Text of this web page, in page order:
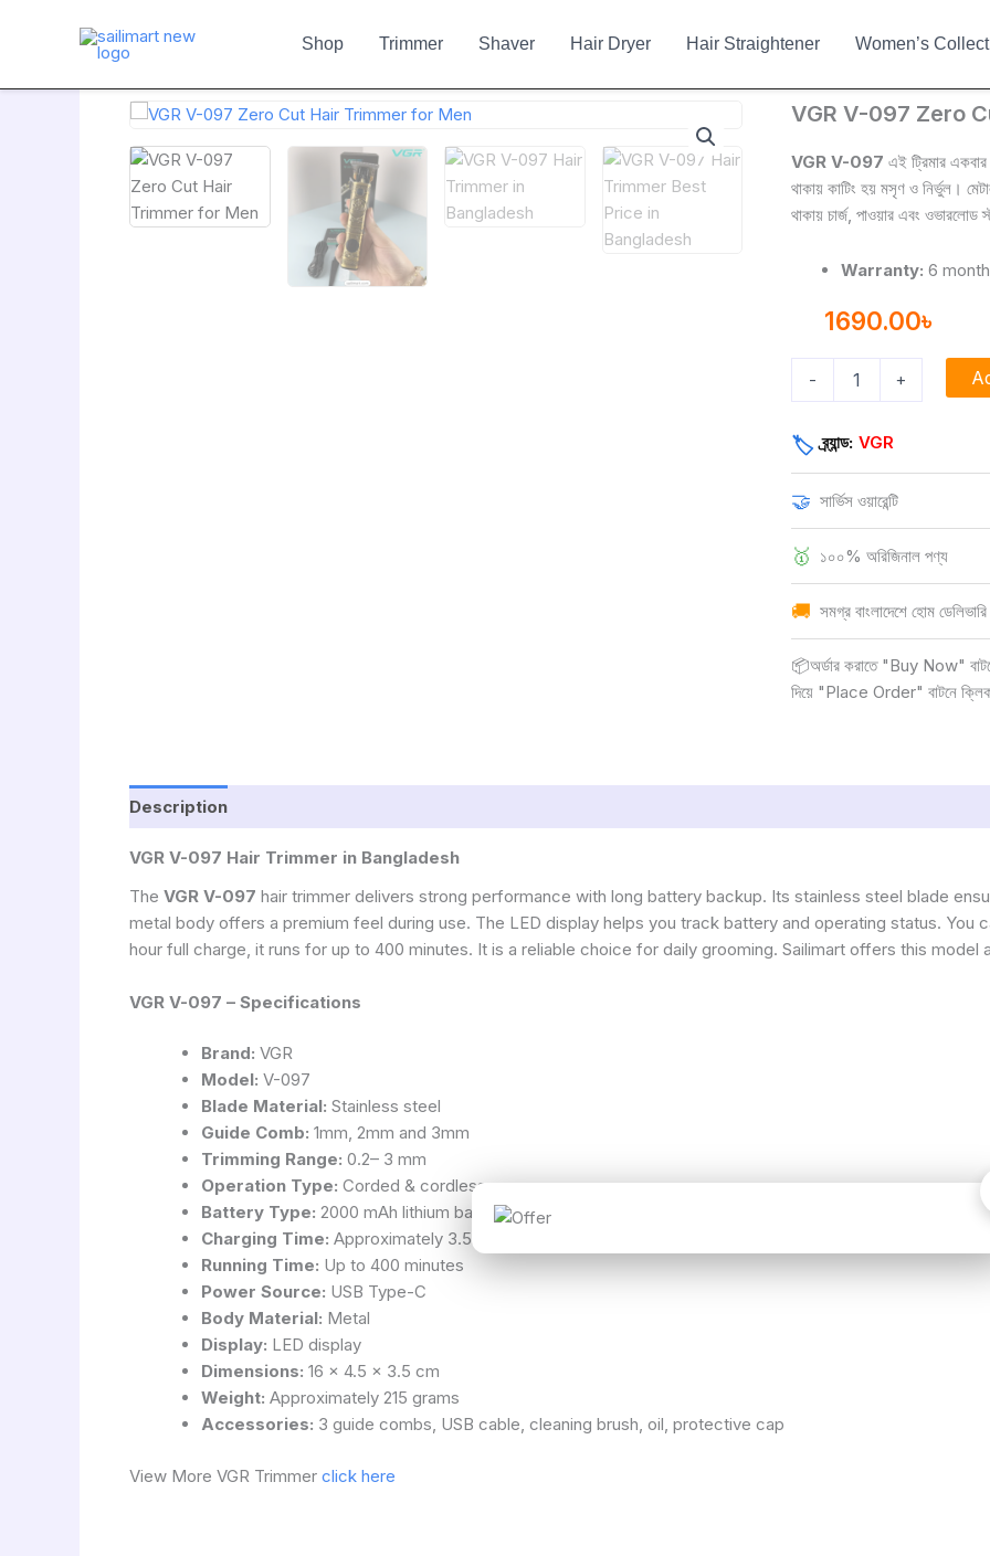
Shop Trimmer Shaver Hair Dryer Hair Straightener Women’s
VGR V-097 Zero
VGR V-097 এই ট্রিমার একবার
থাকায় কাটিং হয় মসৃণ ও নির্ভুল।
থাকায় চার্জ, পাওয়ার এবং ওভারলোড
Warranty: 6 month
1690.00৳
-
VGR
097
Cut
Hair
quantity
+
🏷️ ব্র্যান্ড: VGR
🤝 সার্ভিস ওয়ারেন্টি
🥇 ১০০% অরিজিনাল পণ্য
🚚 সমগ্র বাংলাদেশে হোম ডেলিভারি
📦অর্ডার করাতে "Buy Now"
দিয়ে "Place Order" বাটনে
Description
VGR V-097 Hair Trimmer in Bangladesh
The VGR V-097 hair trimmer delivers strong performance with long battery backup. Its stainless steel blade
metal body offers a premium feel during use. The LED display helps you track battery and operating status.
hour full charge, it runs for up to 400 minutes. It is a reliable choice for daily grooming. Sailimart offers this model
VGR V-097 – Specifications
Brand: VGR
Model: V-097
Blade Material: Stainless steel
Guide Comb: 1mm, 2mm and 3mm
Trimming Range: 0.2– 3 mm
Operation Type: Corded & cordless
Battery Type: 2000 mAh lithium battery
Charging Time: Approximately 3.5 hours
Running Time: Up to 400 minutes
Power Source: USB Type-C
Body Material: Metal
Display: LED display
Dimensions: 16 × 4.5 × 3.5 cm
Weight: Approximately 215 grams
Accessories: 3 guide combs, USB cable, cleaning brush, oil, protective cap
View More VGR Trimmer click here